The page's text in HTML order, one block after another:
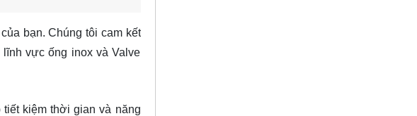
bạn. Chúng tôi cam kết
vực ống inox và Valve
kiệm thời gian và năng